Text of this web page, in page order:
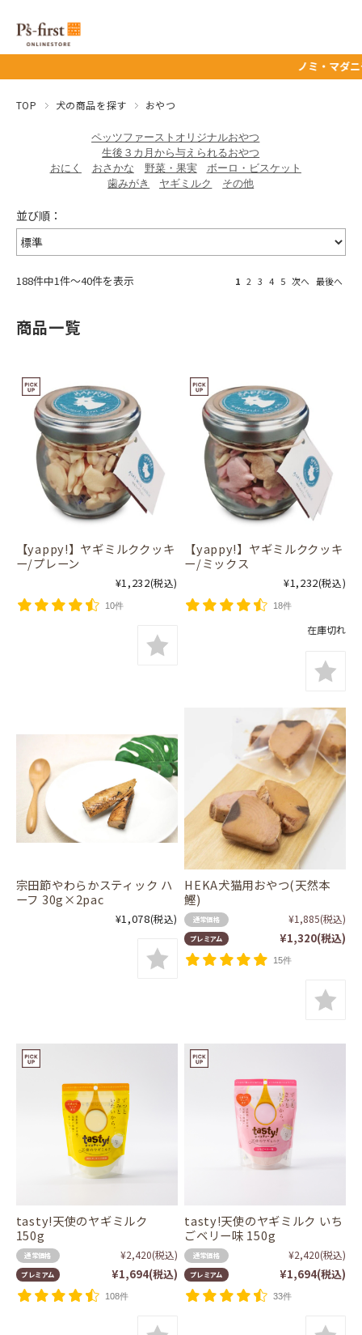
ノミ・マダニ予防薬
TOP 犬の商品を探す おやつ
ペッツファーストオリジナルおやつ
生後３カ月から与えられるおやつ
おにく
おさかな 野菜・果実
ボーロ・ビスケット
歯みがき
ヤギミルク その他
188件中1件～40件を表示 1 2 3 4 5 次へ 最後へ
商品一覧
【yappy!】ヤギミルククッキ
ー/プレーン
¥1,232(税込)
10件
【yappy!】ヤギミルククッキ
ー/ミックス
¥1,232(税込)
18件
在庫切れ
宗田節やわらかスティック ハ
ーフ 30g×2pac
¥1,078(税込)
HEKA犬猫用おやつ(天然本
鰹)
通常価格 ¥1,885(税込)
プレミアム ¥1,320(税込)
15件
tasty!天使のヤギミルク
150g
通常価格 ¥2,420(税込)
プレミアム ¥1,694(税込)
108件
tasty!天使のヤギミルク いち
ごベリー味 150g
通常価格 ¥2,420(税込)
プレミアム ¥1,694(税込)
33件